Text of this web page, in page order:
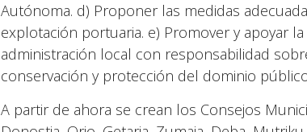
Autónoma. d) Proponer las medidas
explotación portuaria. e) Promover y apoyar
administración local con responsabilidad
conservación y protección del dominio
A partir de ahora se crean los Consejos